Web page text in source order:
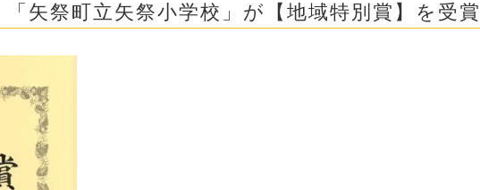
矢祭町立矢祭小学校」が【地域特別賞】を受賞